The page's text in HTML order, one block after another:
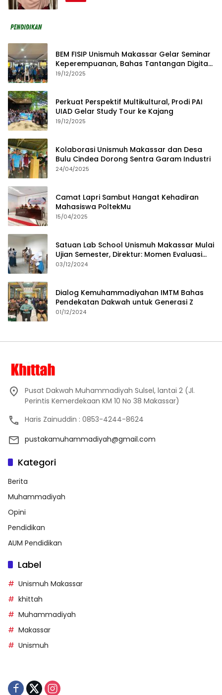
BEM FISIP Unismuh Makassar Gelar Seminar
Keperempuanan, Bahas Tantangan Digital
dan Budaya Lokal
19/12/2025
Perkuat Perspektif Multikultural, Prodi PAI
UIAD Gelar Study Tour ke Kajang
19/12/2025
Kolaborasi Unismuh Makassar dan Desa
Bulu Cindea Dorong Sentra Garam Industri
24/04/2025
Camat Lapri Sambut Hangat Kehadiran
Mahasiswa PoltekMu
15/04/2025
Satuan Lab School Unismuh Makassar Mulai
Ujian Semester, Direktur: Momen Evaluasi
Proses Pembelajaran
03/12/2024
Dialog Kemuhammadiyahan IMTM Bahas
Pendekatan Dakwah untuk Generasi Z
01/12/2024
Pusat Dakwah Muhammadiyah Sulsel, lantai 2 (Jl.
Perintis Kemerdekaan KM 10 No 38 Makassar)
Haris Zainuddin : 0853-4244-8624
pustakamuhammadiyah@gmail.com
Kategori
Berita
Muhammadiyah
Opini
Pendidikan
AUM Pendidikan
Label
Unismuh Makassar
khittah
Muhammadiyah
Makassar
Unismuh